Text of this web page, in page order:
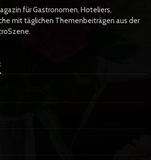
für Gastronomen, Hoteliers,
mit täglichen Themenbeiträgen aus der